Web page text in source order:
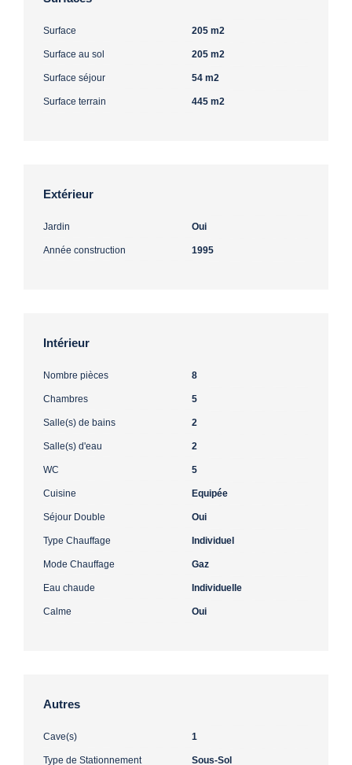
Surface 205 m2
Surface au sol 205 m2
Surface séjour 54 m2
Surface terrain 445 m2
Extérieur
Jardin Oui
Année construction 1995
Intérieur
Nombre pièces 8
Chambres 5
Salle(s) de bains 2
Salle(s) d'eau 2
WC 5
Cuisine Equipée
Séjour Double Oui
Type Chauffage Individuel
Mode Chauffage Gaz
Eau chaude Individuelle
Calme Oui
Autres
Cave(s) 1
Type de Stationnement Sous-Sol